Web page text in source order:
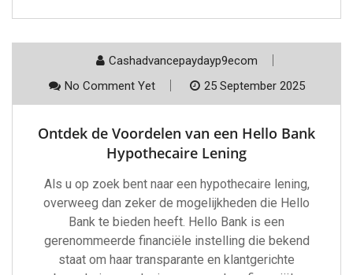
Cashadvancepaydayp9ecom
No Comment Yet
25 September 2025
Ontdek de Voordelen van een Hello Bank
Hypothecaire Lening
Als u op zoek bent naar een hypothecaire lening,
overweeg dan zeker de mogelijkheden die Hello
Bank te bieden heeft. Hello Bank is een
gerenommeerde financiële instelling die bekend
staat om haar transparante en klantgerichte